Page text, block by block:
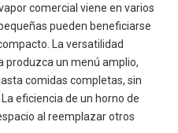
comercial viene en varios
pueden beneficiarse
La versatilidad
produzca un menú amplio,
comidas completas, sin
eficiencia de un horno de
al reemplazar otros